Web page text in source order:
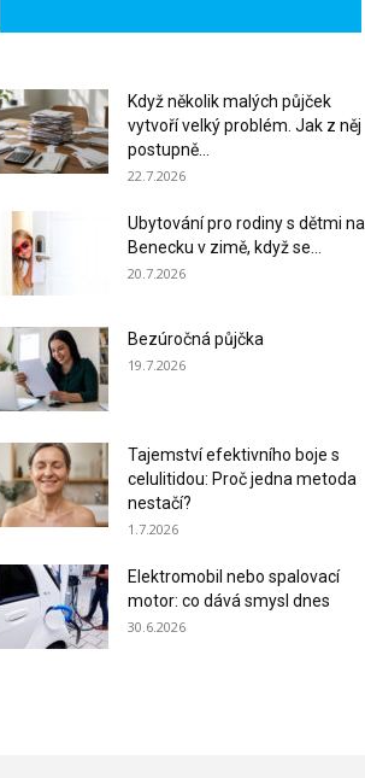
Když několik malých půjček
vytvoří velký problém. Jak z něj
postupně...
22.7.2026
Ubytování pro rodiny s dětmi na
Benecku v zimě, když se...
20.7.2026
Bezúročná půjčka
19.7.2026
Tajemství efektivního boje s
celulitidou: Proč jedna metoda
nestačí?
1.7.2026
Elektromobil nebo spalovací
motor: co dává smysl dnes
30.6.2026